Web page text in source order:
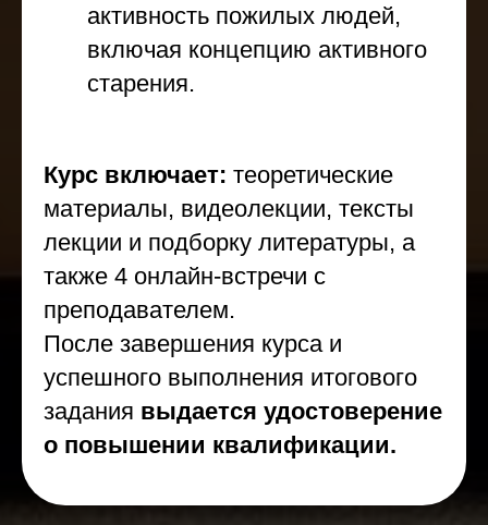
активность пожилых людей,
включая концепцию активного
старения.
Курс включает: теоретические
материалы, видеолекции, тексты
лекции и подборку литературы, а
также 4 онлайн-встречи с
преподавателем.
После завершения курса и
успешного выполнения итогового
задания выдается удостоверение
о повышении квалификации.